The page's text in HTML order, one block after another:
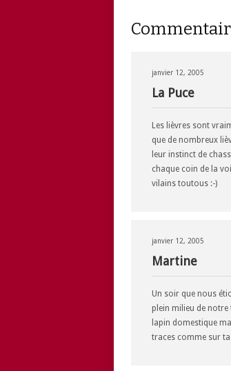
janvier 12, 2005
La Puce
Les lièvres sont
que de nombreux
leur instinct de
chaque coin de la
vilains toutous :-)
janvier 12, 2005
Martine
Un soir que nous
plein milieu de notre
lapin domestique
traces comme sur